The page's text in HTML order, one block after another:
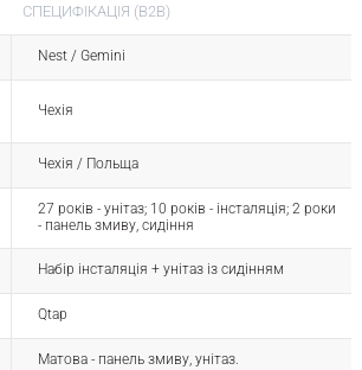
СПЕЦИФІКАЦІЯ (B2B)
Nest / Gemini
Чехія
Чехія / Польща
27 років - унітаз; 10 років - інсталяція; 2 роки
- панель змиву, сидіння
Набір інсталяція + унітаз із сидінням
Qtap
Матова - панель змиву, унітаз.